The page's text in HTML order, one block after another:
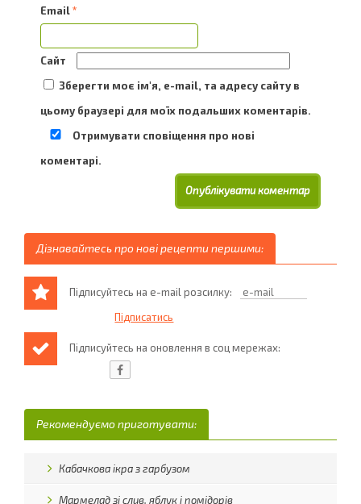
Email*
Сайт
Зберегти моє ім'я, e-mail, та адресу сайту в
цьому браузері для моїх подальших коментарів.
Отримувати сповіщення про нові
коментарі.
Дізнавайтесь про нові рецепти першими:
Підписуйтесь на e-mail розсилку:
Підписуйтесь на оновлення в соц мережах:
Рекомендуємо приготувати:
Кабачкова ікра з гарбузом
Мармелад зі слив, яблук і помідорів